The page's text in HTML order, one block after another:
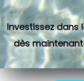
Investissez dans
dès